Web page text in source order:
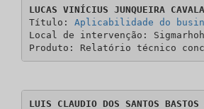
LUCAS VINÍCIUS JUNQUEIRA
Título: Aplicabilidade do
Local de intervenção:
Produto: Relatório técnico
LUIS CLAUDIO DOS SANTOS BASTOS